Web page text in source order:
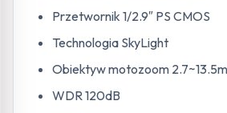
Przetwornik 1/2.9″ PS CMOS
Technologia SkyLight
Obiektyw motozoom
WDR 120dB